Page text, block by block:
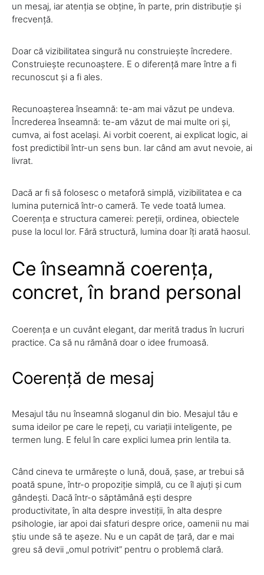
un mesaj, iar atenția se obține, în parte, prin distribuție și
frecvență.
Doar că vizibilitatea singură nu construiește încredere.
Construiește recunoaștere. E o diferență mare între a fi
recunoscut și a fi ales.
Recunoașterea înseamnă: te-am mai văzut pe undeva.
Încrederea înseamnă: te-am văzut de mai multe ori și,
cumva, ai fost același. Ai vorbit coerent, ai explicat logic, ai
fost predictibil într-un sens bun. Iar când am avut nevoie, ai
livrat.
Dacă ar fi să folosesc o metaforă simplă, vizibilitatea e ca
lumina puternică într-o cameră. Te vede toată lumea.
Coerența e structura camerei: pereții, ordinea, obiectele
puse la locul lor. Fără structură, lumina doar îți arată haosul.
Ce înseamnă coerența,
concret, în brand personal
Coerența e un cuvânt elegant, dar merită tradus în lucruri
practice. Ca să nu rămână doar o idee frumoasă.
Coerență de mesaj
Mesajul tău nu înseamnă sloganul din bio. Mesajul tău e
suma ideilor pe care le repeți, cu variații inteligente, pe
termen lung. E felul în care explici lumea prin lentila ta.
Când cineva te urmărește o lună, două, șase, ar trebui să
poată spune, într-o propoziție simplă, cu ce îl ajuți și cum
gândești. Dacă într-o săptămână ești despre
productivitate, în alta despre investiții, în alta despre
psihologie, iar apoi dai sfaturi despre orice, oamenii nu mai
știu unde să te așeze. Nu e un capăt de țară, dar e mai
greu să devii „omul potrivit” pentru o problemă clară.